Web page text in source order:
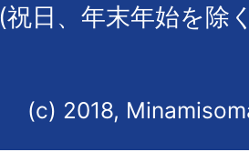
(祝日、年末年始を除
(c) 2018,